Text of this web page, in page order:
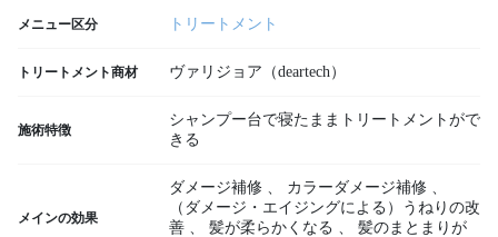
メニュー区分 トリートメント
トリートメント商材 ヴァリジョア（deartech）
施術特徴
シャンプー台で寝たままトリートメントがで
きる
メインの効果
ダメージ補修 、 カラーダメージ補修 、
（ダメージ・エイジングによる）うねりの改
善 、 髪が柔らかくなる 、
髪のまとまりが